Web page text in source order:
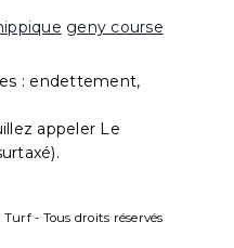
geny course
: endettement,
appeler Le
- Tous droits réservés